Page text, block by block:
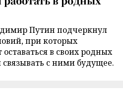
Путин подчеркнул
при которых
в своих родных
с ними будущее.